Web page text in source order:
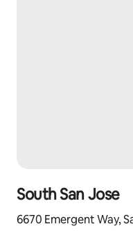
South San Jose
6670 Emergent Way,